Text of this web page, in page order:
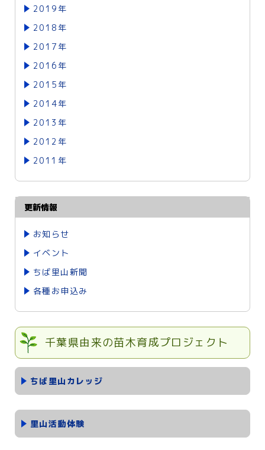
2019年
2018年
2017年
2016年
2015年
2014年
2013年
2012年
2011年
更新情報
お知らせ
イベント
ちば里山新聞
各種お申込み
千葉県由来の苗木育成プロジェクト
ちば里山カレッジ
里山活動体験